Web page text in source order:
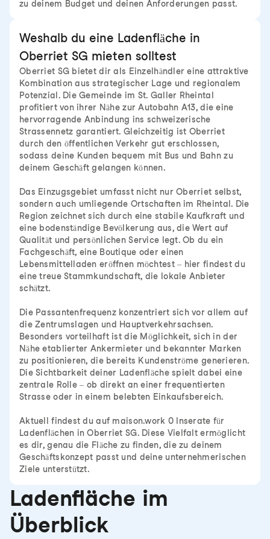
zu deinem Budget und deinen Anforderungen passt.
Weshalb du eine Ladenfläche in
Oberriet SG mieten solltest
Oberriet SG bietet dir als Einzelhändler eine attraktive
Kombination aus strategischer Lage und regionalem
Potenzial. Die Gemeinde im St. Galler Rheintal
profitiert von ihrer Nähe zur Autobahn A13, die eine
hervorragende Anbindung ins schweizerische
Strassennetz garantiert. Gleichzeitig ist Oberriet
durch den öffentlichen Verkehr gut erschlossen,
sodass deine Kunden bequem mit Bus und Bahn zu
deinem Geschäft gelangen können.
Das Einzugsgebiet umfasst nicht nur Oberriet selbst,
sondern auch umliegende Ortschaften im Rheintal. Die
Region zeichnet sich durch eine stabile Kaufkraft und
eine bodenständige Bevölkerung aus, die Wert auf
Qualität und persönlichen Service legt. Ob du ein
Fachgeschäft, eine Boutique oder einen
Lebensmittelladen eröffnen möchtest – hier findest du
eine treue Stammkundschaft, die lokale Anbieter
schätzt.
Die Passantenfrequenz konzentriert sich vor allem auf
die Zentrumslagen und Hauptverkehrsachsen.
Besonders vorteilhaft ist die Möglichkeit, sich in der
Nähe etablierter Ankermieter und bekannter Marken
zu positionieren, die bereits Kundenströme generieren.
Die Sichtbarkeit deiner Ladenfläche spielt dabei eine
zentrale Rolle – ob direkt an einer frequentierten
Strasse oder in einem belebten Einkaufsbereich.
Aktuell findest du auf maison.work 0 Inserate für
Ladenflächen in Oberriet SG. Diese Vielfalt ermöglicht
es dir, genau die Fläche zu finden, die zu deinem
Geschäftskonzept passt und deine unternehmerischen
Ziele unterstützt.
Ladenfläche im
Überblick